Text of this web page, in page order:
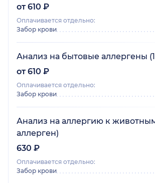
от 610 ₽
Оплачивается отдельно:
Забор крови
Анализ на бытовые аллергены
от 610 ₽
Оплачивается отдельно:
Забор крови
Анализ на аллергию к животным
аллерген)
630 ₽
Оплачивается отдельно:
Забор крови